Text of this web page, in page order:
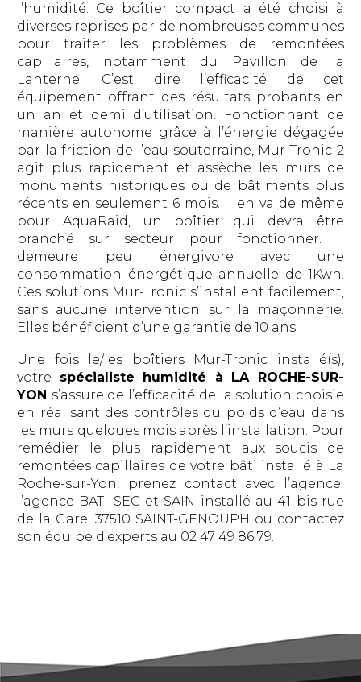
l’humidité. Ce boîtier compact a été choisi à
diverses reprises par de nombreuses communes
pour traiter les problèmes de remontées
capillaires, notamment du Pavillon de la
Lanterne. C’est dire l’efficacité de cet
équipement offrant des résultats probants en
un an et demi d’utilisation. Fonctionnant de
manière autonome grâce à l’énergie dégagée
par la friction de l’eau souterraine, Mur-Tronic 2
agit plus rapidement et assèche les murs de
monuments historiques ou de bâtiments plus
récents en seulement 6 mois. Il en va de même
pour AquaRaid, un boîtier qui devra être
branché sur secteur pour fonctionner. Il
demeure peu énergivore avec une
consommation énergétique annuelle de 1Kwh.
Ces solutions Mur-Tronic s’installent facilement,
sans aucune intervention sur la maçonnerie.
Elles bénéficient d’une garantie de 10 ans.
Une fois le/les boîtiers Mur-Tronic installé(s),
votre spécialiste humidité à LA ROCHE-SUR-
YON s’assure de l’efficacité de la solution choisie
en réalisant des contrôles du poids d’eau dans
les murs quelques mois après l’installation. Pour
remédier le plus rapidement aux soucis de
remontées capillaires de votre bâti installé à La
Roche-sur-Yon, prenez contact avec l’agence
l’agence BATI SEC et SAIN installé au 41 bis rue
de la Gare, 37510 SAINT-GENOUPH ou contactez
son équipe d’experts au 02 47 49 86 79.